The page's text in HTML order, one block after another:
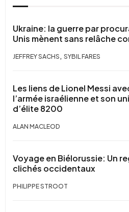
Ukraine: la guerre par
Unis mènent sans relâche
JEFFREY SACHS , SYBIL FARES
Les liens de Lionel Messi
l’armée israélienne et son
d’élite 8200
ALAN MACLEOD
Voyage en Biélorussie: Un
clichés occidentaux
PHILIPPE STROOT